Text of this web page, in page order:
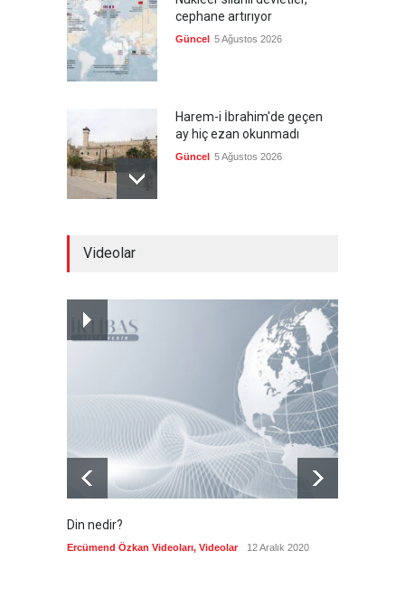
cephane artırıyor
Güncel 5 Ağustos 2026
Harem-i İbrahim'de geçen
ay hiç ezan okunmadı
Güncel 5 Ağustos 2026
Almanya'nın otomotiv
merkezli ekonomi modeli
sınıra dayandı
Güncel 5 Ağustos 2026
Videolar
Din nedir?
Ercümend Özkan Videoları, Videolar 12 Aralık 2020